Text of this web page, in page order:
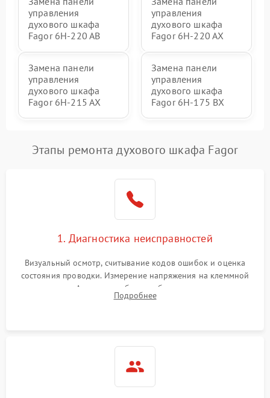
управления
духового шкафа
Fagor 6H-220 AB
управления
духового шкафа
Fagor 6H-220 AX
Замена панели
управления
духового шкафа
Fagor 6H-215 AX
Замена панели
управления
духового шкафа
Fagor 6H-175 BX
Этапы ремонта духового шкафа Fagor
1. Диагностика неисправностей
Визуальный осмотр, считывание кодов ошибок и оценка
состояния проводки. Измерение напряжения на клеммной
колодке. Анализ жалоб на проблемы с нагревом,
конвекцией, панелью управления или блокировкой дверцы.
Подробнее